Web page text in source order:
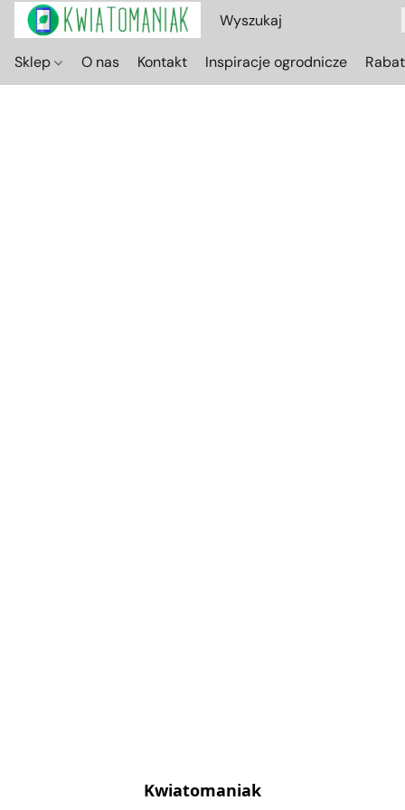
Sklep O nas Kontakt Inspiracje ogrodnicze
Kwiatomaniak